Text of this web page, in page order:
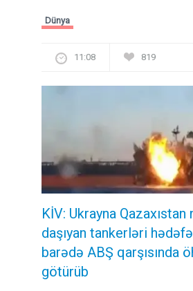
Dünya
11:08 819
KİV: Ukrayna
daşıyan tankerləri
barədə ABŞ qarşısında
götürüb